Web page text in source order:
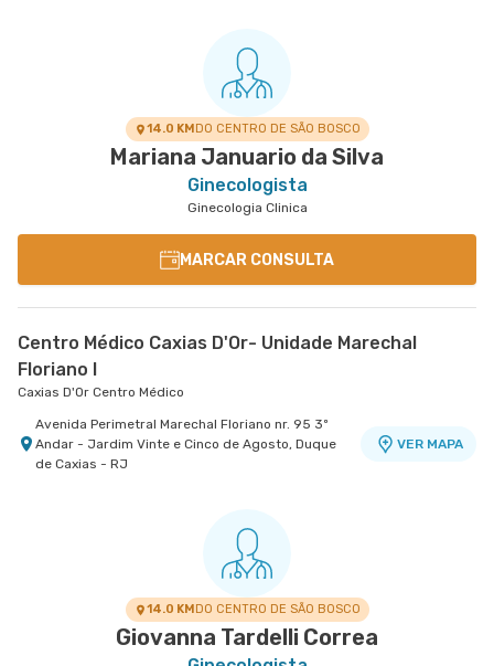
14.0 KMDO CENTRO DE SÃO BOSCO
Mariana Januario da Silva
Ginecologista
Ginecologia Clinica
MARCAR CONSULTA
Centro Médico Caxias D'Or- Unidade Marechal
Floriano I
Caxias D'Or Centro Médico
Avenida Perimetral Marechal Floriano nr. 95 3º
Andar - Jardim Vinte e Cinco de Agosto, Duque
de Caxias - RJ
VER MAPA
14.0 KMDO CENTRO DE SÃO BOSCO
Giovanna Tardelli Correa